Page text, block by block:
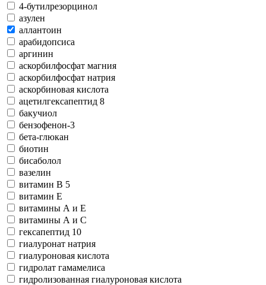
4-бутилрезорцинол
азулен
аллантоин
арабидопсиса
аргинин
аскорбилфосфат магния
аскорбилфосфат натрия
аскорбиновая кислота
ацетилгексапептид 8
бакучиол
бензофeнон-3
бета-глюкан
биотин
бисаболол
вазелин
витамин В 5
витамин Е
витамины А и Е
витамины А и С
гексапептид 10
гиалуронат натрия
гиалуроновая кислота
гидролат гамамелиса
гидролизованная гиалуроновая кислота